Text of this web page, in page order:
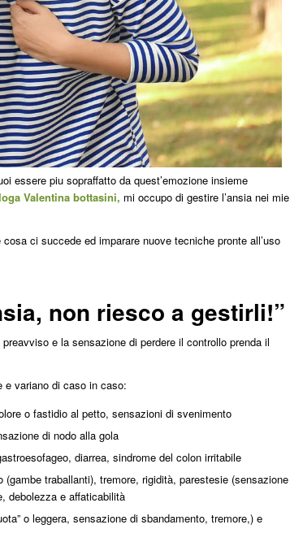
essere piu sopraffatto da quest’emozione insieme
Valentina bottasini, mi occupo di gestire l’ansia nei mie
ci succede ed imparare nuove tecniche pronte all’uso
, non riesco a gestirli!”
e la sensazione di perdere il controllo prenda il
variano di caso in caso:
o fastidio al petto, sensazioni di svenimento
di nodo alla gola
diarrea, sindrome del colon irritabile
(gambe traballanti), tremore, rigidità, parestesie (sensazione
debolezza e affaticabilità
o leggera, sensazione di sbandamento, tremore,) e